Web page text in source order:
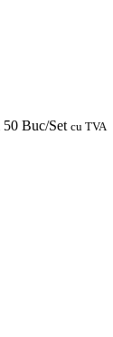
50 Buc/Set cu TVA